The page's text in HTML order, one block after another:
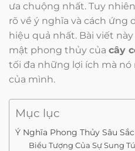
ưa chuộng nhất. Tuy
rõ về ý nghĩa và cách ứng
hiệu quả nhất. Bài viết
mật phong thủy của cây
tối đa những lợi ích mà nó
của mình.
Mục lục
Ý Nghĩa Phong Thủy Sâu
Biểu Tượng Của Sự Sung